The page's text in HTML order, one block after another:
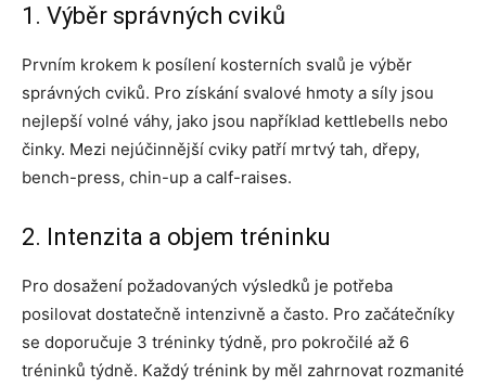
1. Výběr správných cviků
Prvním krokem k posílení kosterních svalů je výběr
správných cviků. Pro získání svalové hmoty a síly jsou
nejlepší volné váhy, jako jsou například kettlebells nebo
činky. Mezi nejúčinnější cviky patří mrtvý tah, dřepy,
bench-press, chin-up a calf-raises.
2. Intenzita a objem tréninku
Pro dosažení požadovaných výsledků je potřeba
posilovat dostatečně intenzivně a často. Pro začátečníky
se doporučuje 3 tréninky týdně, pro pokročilé až 6
tréninků týdně. Každý trénink by měl zahrnovat rozmanité